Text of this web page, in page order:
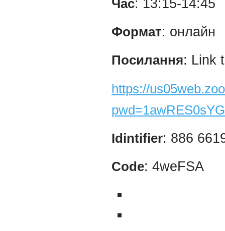
Час: 13:15-14:45
Формат: онлайн
Посилання: Link
https://
Idintifier: 886
Code: 4weFSA